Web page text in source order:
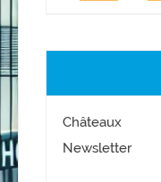
Châteaux
Newsletter